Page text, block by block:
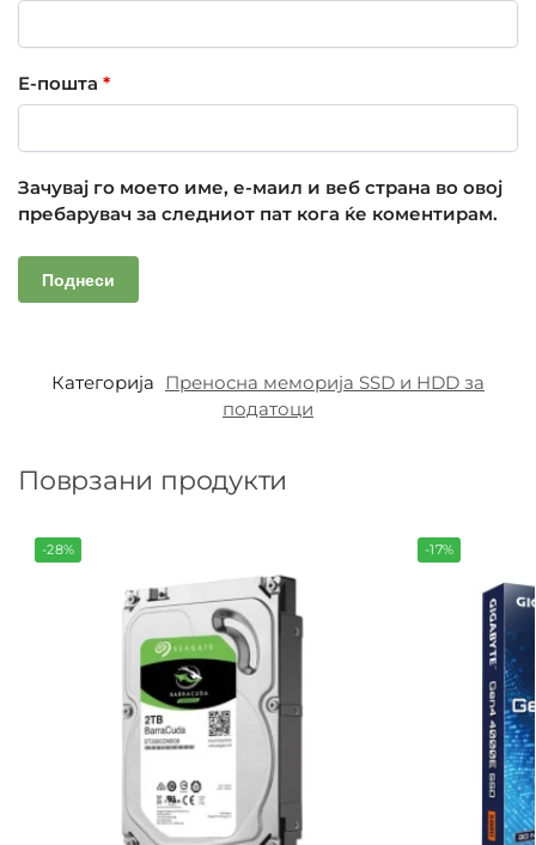
Е-пошта *
Зачувај го моето име, е-маил и веб страна во овој
пребарувач за следниот пат кога ќе коментирам.
Категорија Преносна меморија SSD и HDD за
податоци
Поврзани продукти
-28% -17%